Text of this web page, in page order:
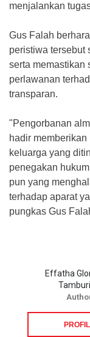
menjalankan
‎Gus Falah
peristiwa tersebut
serta memastikan
perlawanan
transparan.
‎"Pengorbanan
hadir
keluarga yang
penegakan
pun yang
terhadap aparat
pungkas Gus
Effatha